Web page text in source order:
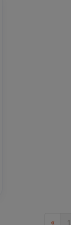
« 1